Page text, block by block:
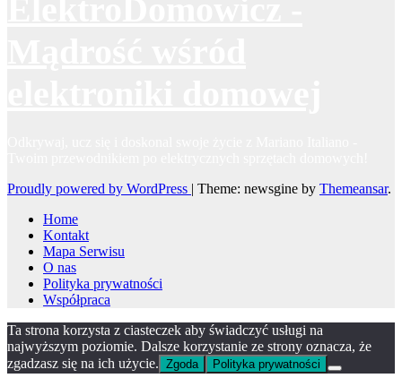
Proudly powered by WordPress | Theme: newsgine by Themeansar.
Home
Kontakt
Mapa Serwisu
O nas
Polityka prywatności
Współpraca
Ta strona korzysta z ciasteczek aby świadczyć usługi na
najwyższym poziomie. Dalsze korzystanie ze strony oznacza, że
zgadzasz się na ich użycie. Zgoda Polityka prywatności